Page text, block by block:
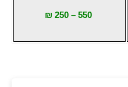
550 – 250 ₪